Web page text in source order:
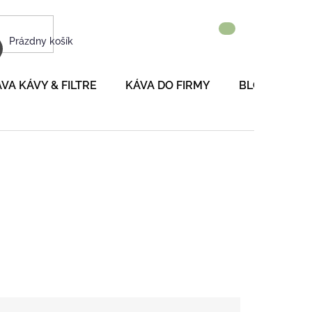
NÁKUPNÝ
KOŠÍK
Prázdny košík
KÁVY & FILTRE KÁVA DO FIRMY BLOG